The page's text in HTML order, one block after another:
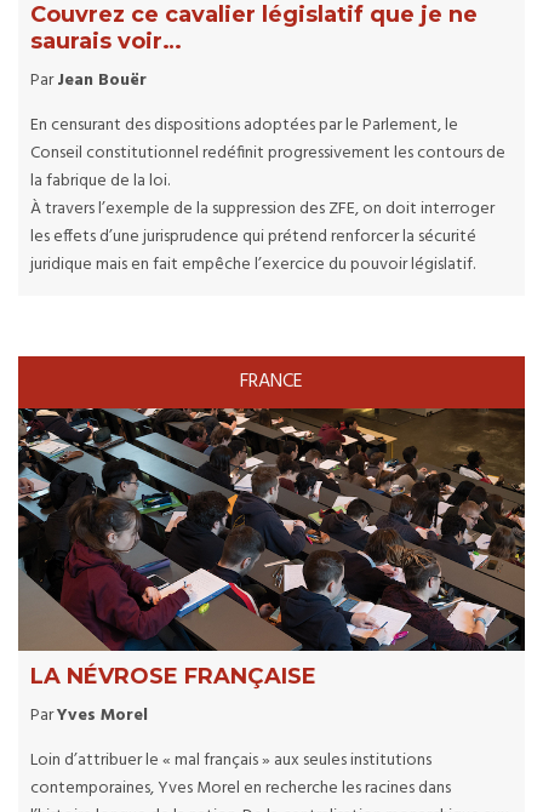
Couvrez ce cavalier législatif que je ne
saurais voir…
ParJean Bouër
En censurant des dispositions adoptées par le Parlement, le
Conseil constitutionnel redéfinit progressivement les contours de
la fabrique de la loi.
À travers l’exemple de la suppression des ZFE, on doit interroger
les effets d’une jurisprudence qui prétend renforcer la sécurité
juridique mais en fait empêche l’exercice du pouvoir législatif.
FRANCE
LA NÉVROSE FRANÇAISE
ParYves Morel
Loin d’attribuer le « mal français » aux seules institutions
contemporaines, Yves Morel en recherche les racines dans